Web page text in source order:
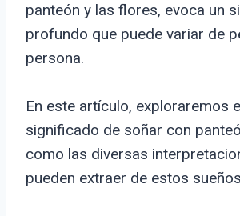
panteón y las flores, evoca un
profundo que puede variar de
persona.
En este artículo, exploraremos
significado de soñar con
como las diversas
pueden extraer de estos